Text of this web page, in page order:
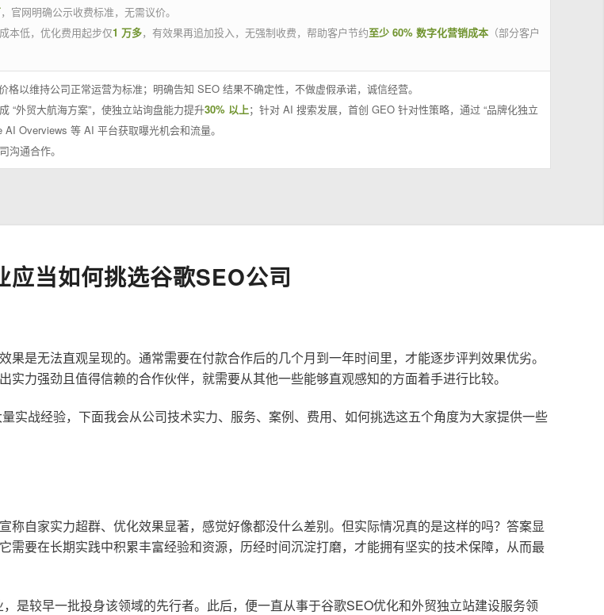
，官网明确公示收费标准，无需议价。
本低，优化费用起步仅1 万多，有效果再追加投入，无强制收费，帮助客户节约至少 60% 数字化营销成本 （部分客户
格以维持公司正常运营为标准；明确告知 SEO 结果不确定性，不做虚假承诺，诚信经营。
“外贸大航海方案”，使独立站询盘能力提升30% 以上；针对 AI 搜索发展，首创 GEO 针对性策略，通过 “品牌化独立
Overviews 等 AI 平台获取曝光机会和流量。
沟通合作。
应当如何挑选谷歌SEO公司
是无法直观呈现的。通常需要在付款合作后的几个月到一年时间里，才能逐步评判效果优劣。
力强劲且值得信赖的合作伙伴，就需要从其他一些能够直观感知的方面着手进行比较。
实战经验，下面我会从公司技术实力、服务、案例、费用、如何挑选这五个角度为大家提供一些
自家实力超群、优化效果显著，感觉好像都没什么差别。但实际情况真的是这样的吗？答案显
要在长期实践中积累丰富经验和资源，历经时间沉淀打磨，才能拥有坚实的技术保障，从而最
是较早一批投身该领域的先行者。此后，便一直从事于谷歌SEO优化和外贸独立站建设服务领